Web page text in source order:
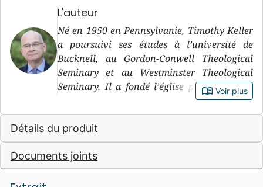
L'auteur
Né en 1950 en Pennsylvanie, Timothy Keller
a poursuivi ses études à l’université de
Bucknell, au Gordon-Conwell Theological
Seminary et au Westminster Theological
Seminary. Il a fondé l’église presbytérienne
du Rédempteur (Redeemer Presbyterian
Church) à Manhattan.
book_open Voir plus
Détails du produit
Documents joints